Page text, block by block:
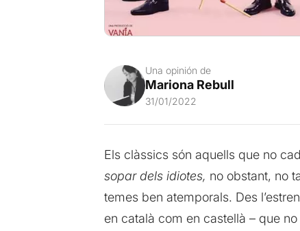
Una opinión de
Mariona Rebull
31/01/2022
Els clàssics són aquells que no
sopar dels idiotes, no obstant, no
temes ben atemporals. Des
en català com en castellà – que